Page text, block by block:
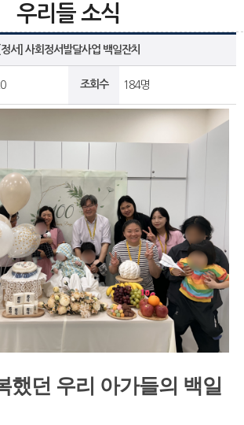
우리들 소식
[정서] 사회정서발달사업 백일잔치
조회수 184명
했던 우리 아가들의 백일